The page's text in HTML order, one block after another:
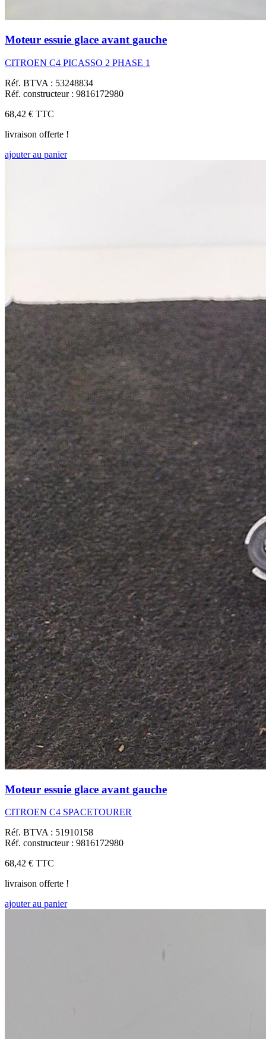
Moteur essuie glace avant gauche
CITROEN C4 PICASSO 2 PHASE 1
Réf. BTVA : 53248834
Réf. constructeur : 9816172980
68,42 € TTC
livraison offerte !
ajouter au panier
Moteur essuie glace avant gauche
CITROEN C4 SPACETOURER
Réf. BTVA : 51910158
Réf. constructeur : 9816172980
68,42 € TTC
livraison offerte !
ajouter au panier